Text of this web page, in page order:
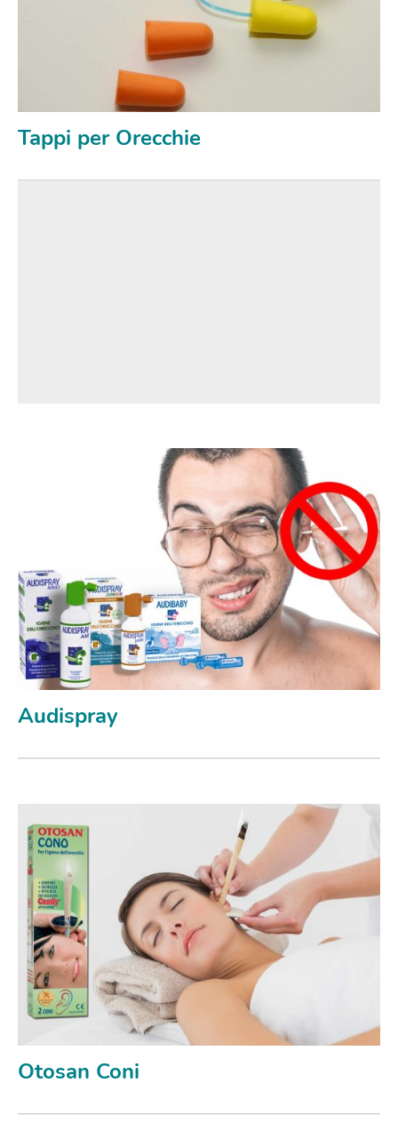
Tappi per Orecchie
Audispray
Otosan Coni